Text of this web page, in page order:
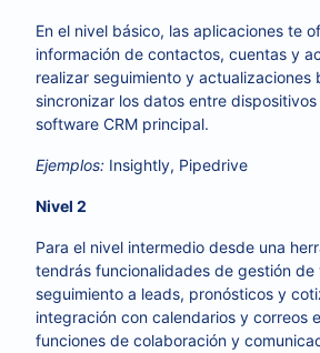
En el nivel básico, las aplicaciones te
información de contactos, cuentas y
realizar seguimiento y actualizaciones
sincronizar los datos entre
software CRM principal.
Ejemplos: Insightly, Pipedrive
Nivel 2
Para el nivel intermedio desde una
tendrás funcionalidades de gestión de
seguimiento a leads, pronósticos y
integración con calendarios y correos
funciones de colaboración y